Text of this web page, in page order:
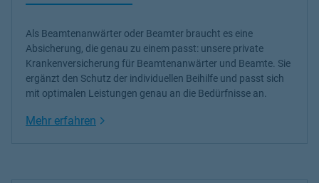
Als Beamtenanwärter oder Beamter braucht es eine
Absicherung, die genau zu einem passt: unsere private
Krankenversicherung für Beamtenanwärter und Beamte. Sie
ergänzt den Schutz der individuellen Beihilfe und passt sich
mit optimalen Leistungen genau an die Bedürfnisse an.
Mehr erfahren Link Opens in New Tab